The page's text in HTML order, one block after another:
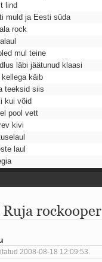
lind
muld ja Eesti süda
rock
mul teine
läbi jäätunud klaasi
kellega käib
teeksid siis
kui võid
pool vett
kivi
laul
isamaa on minu arm
mustas öös näen...
mind
Ruja rockooper
2008-08-18 12:09:53.